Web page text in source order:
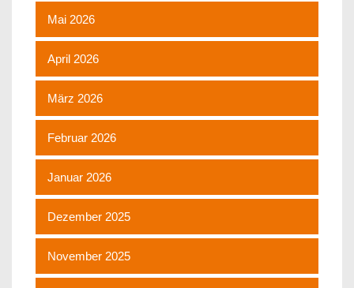
Mai 2026
April 2026
März 2026
Februar 2026
Januar 2026
Dezember 2025
November 2025